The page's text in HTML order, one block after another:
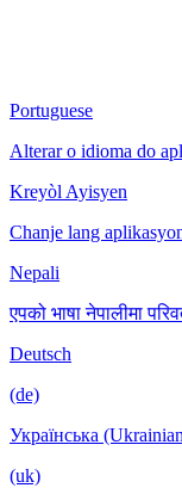
Portuguese
Alterar o idioma do
Kreyòl Ayisyen
Chanje lang
Nepali
एपको भाषा नेपालीमा
Deutsch
(de)
Українська
(uk)